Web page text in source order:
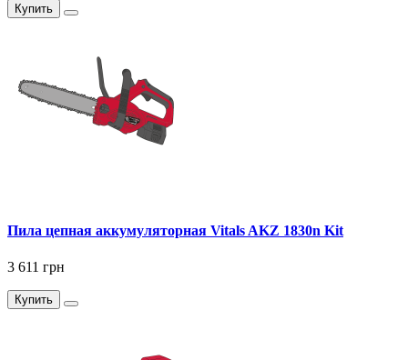
Купить
Пила цепная аккумуляторная Vitals AKZ 1830n Kit
3 611 грн
Купить